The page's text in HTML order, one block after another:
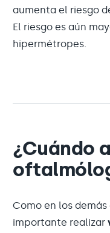
aumenta el riesgo
El riesgo es aún
hipermétropes.
¿Cuándo
Como en los
importante realizar